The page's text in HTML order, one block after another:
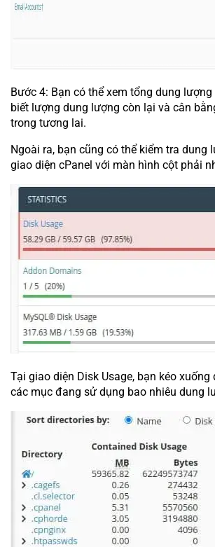
Bước 4: Bạn có thể xem tổng dung
biết lượng dung lượng còn lại và cân
trong tương lai.
Ngoài ra, bạn cũng có thể kiểm tra dung
giao diện cPanel với màn hình cột phải
Tại giao diện Disk Usage, bạn kéo xuống
các mục đang sử dụng bao nhiêu dung